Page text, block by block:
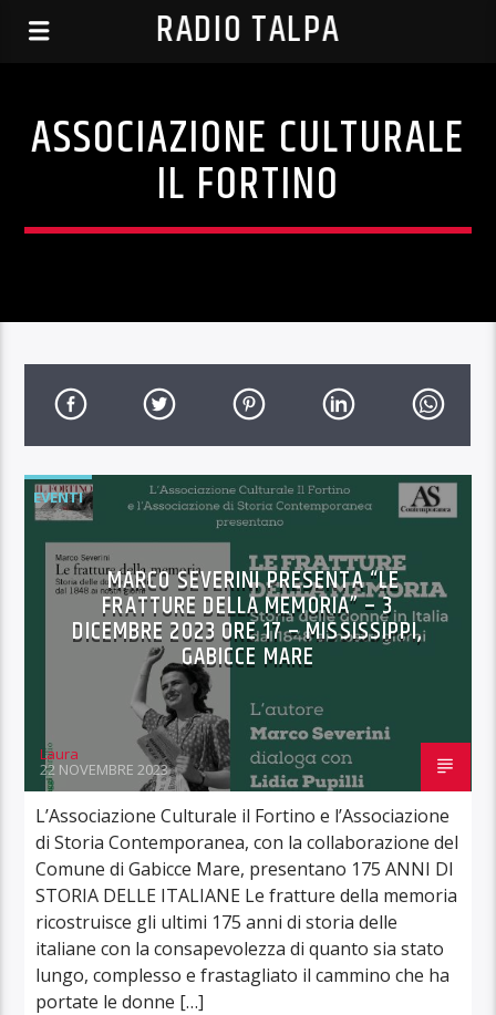
RADIO TALPA
ASSOCIAZIONE CULTURALE
IL FORTINO
EVENTI
MARCO SEVERINI PRESENTA “LE
FRATTURE DELLA MEMORIA” – 3
DICEMBRE 2023 ORE 17 – MISSISSIPPI,
GABICCE MARE
Laura
22 NOVEMBRE 2023
L’Associazione Culturale il Fortino e l’Associazione
di Storia Contemporanea, con la collaborazione del
Comune di Gabicce Mare, presentano 175 ANNI DI
STORIA DELLE ITALIANE Le fratture della memoria
ricostruisce gli ultimi 175 anni di storia delle
italiane con la consapevolezza di quanto sia stato
lungo, complesso e frastagliato il cammino che ha
portate le donne […]